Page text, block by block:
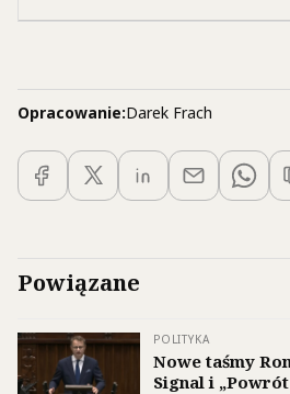
Opracowanie:Darek Frach
Powiązane
POLITYKA
Nowe taśmy
Signal i „Powrót